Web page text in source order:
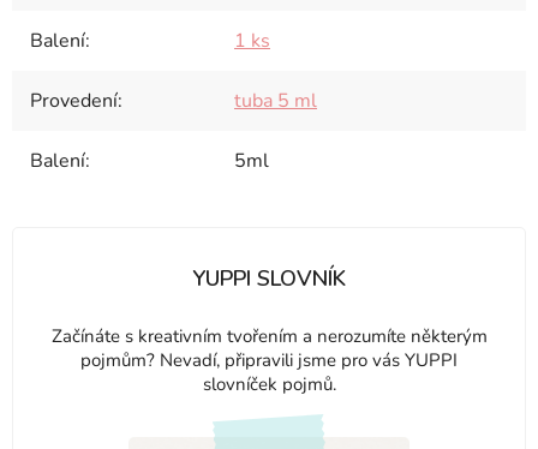
Balení: 1 ks
Provedení: tuba 5 ml
Balení: 5ml
YUPPI SLOVNÍK
Začínáte s kreativním tvořením a nerozumíte některým
pojmům? Nevadí, připravili jsme pro vás YUPPI
slovníček pojmů.